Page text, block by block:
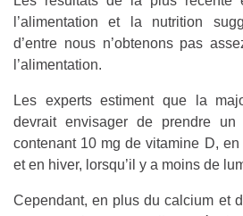
l’alimentation et la nutrition
d’entre nous n’obtenons pas
l’alimentation.
Les experts estiment que la
devrait envisager de prendre un
contenant 10 mg de vitamine D,
et en hiver, lorsqu’il y a moins de
Cependant, en plus du calcium et